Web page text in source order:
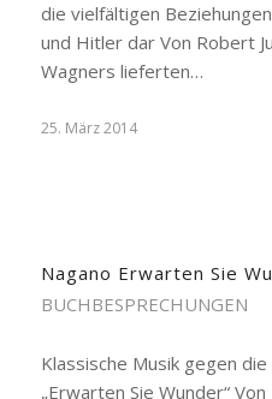
die vielfältigen
und Hitler dar Von Robert
Wagners lieferten…
25. März 2014
Nagano Erwarten Sie
BUCHBESPRECHUNGEN
Klassische Musik gegen
„Erwarten Sie Wunder“